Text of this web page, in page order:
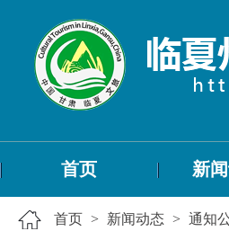
首页 新
首页 > 新闻动态 > 通知